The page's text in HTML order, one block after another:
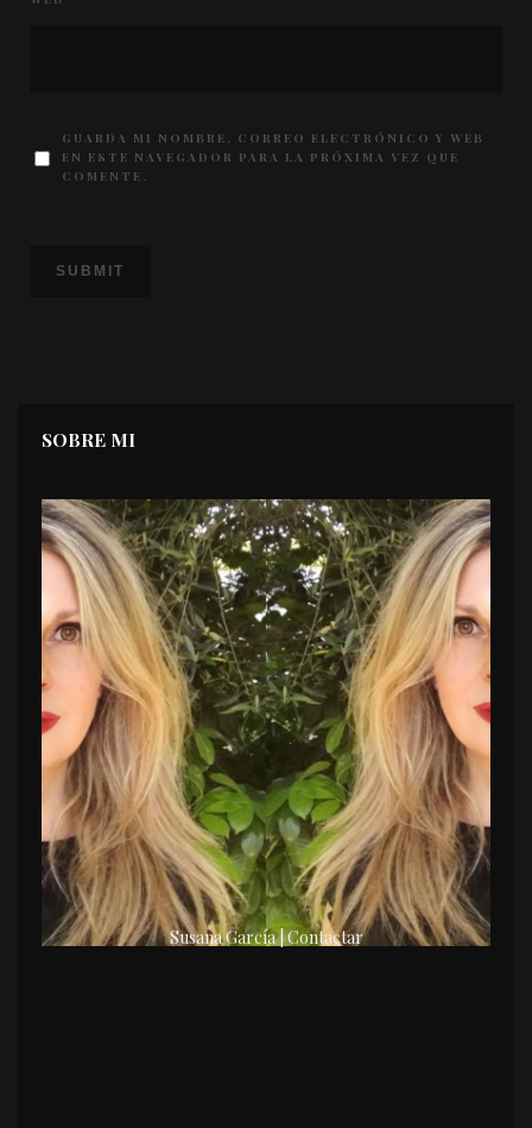
GUARDA MI NOMBRE, CORREO ELECTRÓNICO Y WEB
EN ESTE NAVEGADOR PARA LA PRÓXIMA VEZ QUE
COMENTE.
SOBRE MI
Susana García | Contactar